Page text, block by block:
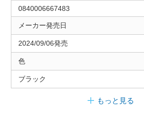
0840006667483
メーカー発売日
2024/09/06発売
色
ブラック
もっと見る